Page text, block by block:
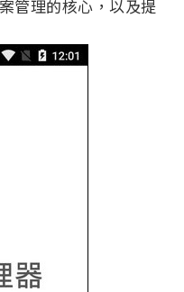
管理的核心，以及提